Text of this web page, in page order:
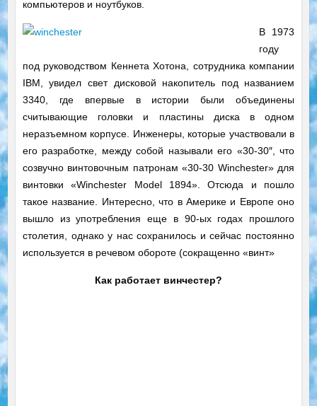
компьютеров и ноутбуков.
В 1973
году
под руководством Кеннета Хотона, сотрудника компании
IBM, увидел свет дисковой накопитель под названием
3340, где впервые в истории были объединены
считывающие головки и пластины диска в одном
неразъемном корпусе. Инженеры, которые участвовали в
его разработке, между собой называли его «30-30″, что
созвучно винтовочным патронам «30-30 Winchester» для
винтовки «Winchester Model 1894». Отсюда и пошло
такое название. Интересно, что в Америке и Европе оно
вышло из употребления еще в 90-ых годах прошлого
столетия, однако у нас сохранилось и сейчас постоянно
используется в речевом обороте (сокращенно «винт»
Как работает винчестер?